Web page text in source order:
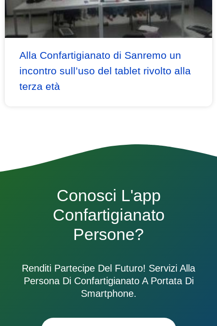
Alla Confartigianato di Sanremo un
incontro sull’uso del tablet rivolto alla
terza età
Conosci L'app
Confartigianato
Persone?
Renditi Partecipe Del Futuro! Servizi Alla
Persona Di Confartigianato A Portata Di
Smartphone.